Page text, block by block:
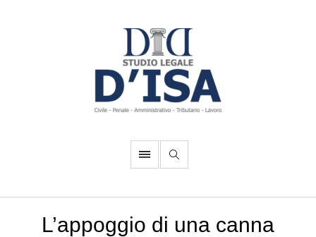
L’appoggio di una canna